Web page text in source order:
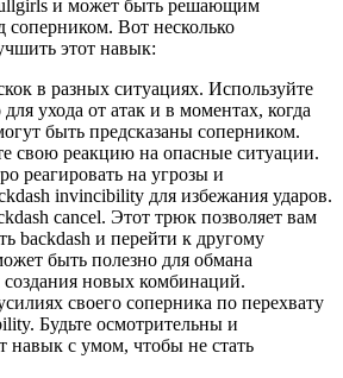
и может быть решающим
соперником. Вот несколько
этот навык:
в разных ситуациях. Используйте
для ухода от атак и в моментах, когда
быть предсказаны соперником.
свою реакцию на опасные ситуации.
реагировать на угрозы и
invincibility для избежания ударов.
cancel. Этот трюк позволяет вам
backdash и перейти к другому
быть полезно для обмана
новых комбинаций.
своего соперника по перехвату
Будьте осмотрительны и
навык с умом, чтобы не стать